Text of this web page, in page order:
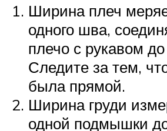
Ширина плеч
одного шва,
плечо с рукавом до
Следите за тем,
была прямой.
Ширина груди
одной подмышки